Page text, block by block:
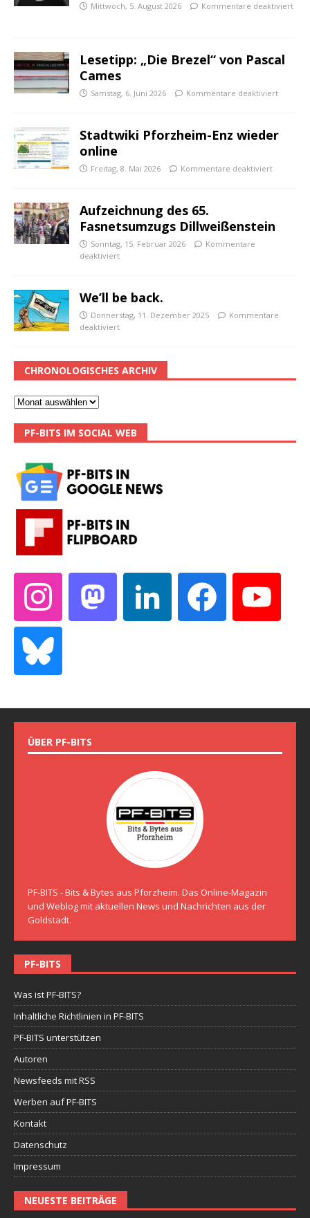
Mittwoch, 5. August 2026 Kommentare deaktiviert
Lesetipp: „Die Brezel“ von Pascal
Cames
Samstag, 6. Juni 2026 Kommentare deaktiviert
Stadtwiki Pforzheim-Enz wieder
online
Freitag, 8. Mai 2026 Kommentare deaktiviert
Aufzeichnung des 65.
Fasnetsumzugs Dillweißenstein
Sonntag, 15. Februar 2026
Kommentare
deaktiviert
We’ll be back.
Donnerstag, 11. Dezember 2025
Kommentare
deaktiviert
CHRONOLOGISCHES ARCHIV
PF-BITS IM SOCIAL WEB
ÜBER PF-BITS
PF-BITS - Bits & Bytes aus Pforzheim. Das Online-Magazin
und Weblog mit aktuellen News und Nachrichten aus der
Goldstadt.
PF-BITS
Was ist PF-BITS?
Inhaltliche Richtlinien in PF-BITS
PF-BITS unterstützen
Autoren
Newsfeeds mit RSS
Werben auf PF-BITS
Kontakt
Datenschutz
Impressum
NEUESTE BEITRÄGE